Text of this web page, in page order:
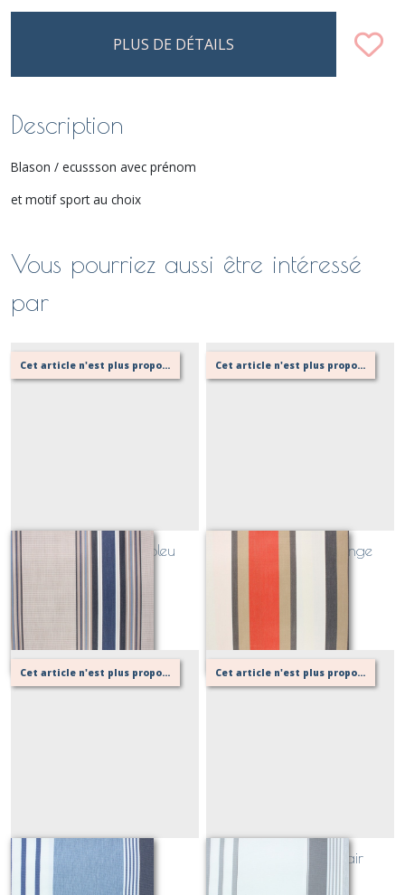
PLUS DE DÉTAILS
Description
Blason / ecussson avec prénom
et motif sport au choix
Vous pourriez aussi être intéressé
par
Cet article n'est plus proposé, retournez au menu principal ou contactez moi!
SUNNY Le croisic bleu
Cet article n'est plus proposé, retournez au menu principal ou contactez moi!
SUNNY Tango orange
Cet article n'est plus proposé, retournez au menu principal ou contactez moi!
FARNIENTE bleu
Cet article n'est plus proposé, retournez au menu principal ou contactez moi!
FARNIENTE gris clair